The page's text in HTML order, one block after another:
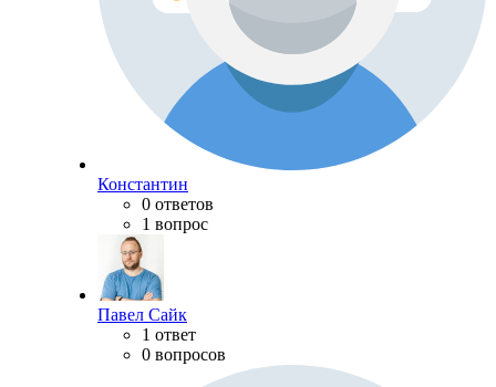
Константин
0 ответов
1 вопрос
Павел Сайк
1 ответ
0 вопросов